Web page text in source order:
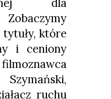
które
i ceniony
ruchu